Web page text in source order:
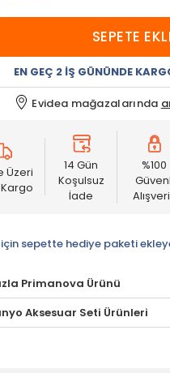
SEPETE
EN GEÇ 2 İŞ GÜNÜNDE
Evidea mağazalarında
Üzeri
14 Gün
Koşulsuz
İade
%100
için sepette hediye paketi
Primanova Ürünü
Aksesuar Seti Ürünleri